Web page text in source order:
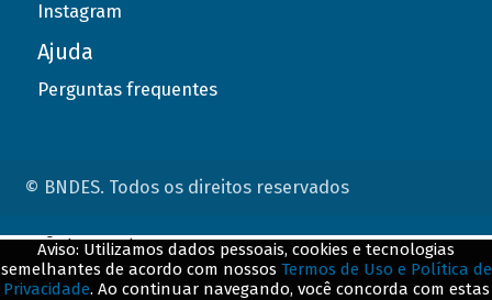
Instagram
Ajuda
Perguntas frequentes
© BNDES. Todos os direitos reservados
Aviso: Utilizamos dados pessoais, cookies e tecnologias
semelhantes de acordo com nossos Termos de Uso e Política de
Privacidade. Ao continuar navegando, você concorda com estas
ConteÃºdo complementar
${title}${badge}